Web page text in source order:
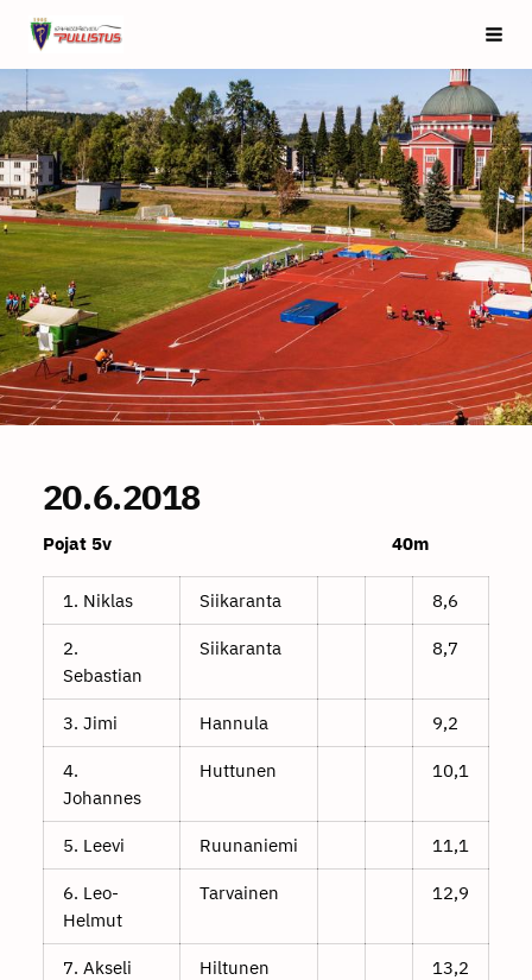
Siirry
sivun
sisältöön
Saarijärven Pullistus
20.6.2018
Pojat 5v 40m
1. Niklas Siikaranta 8,6
2.
Sebastian
Siikaranta 8,7
3. Jimi Hannula 9,2
4.
Johannes
Huttunen 10,1
5. Leevi Ruunaniemi 11,1
6. Leo-
Helmut
Tarvainen 12,9
7. Akseli Hiltunen 13,2